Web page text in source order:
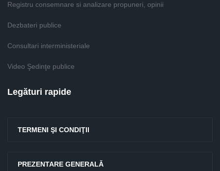
Registru consemnare si analizare propuneri, opinii
Dezbateri publice
Consultari interministeriale
Video Şedinţe publice
Legături rapide
TERMENI ŞI CONDIŢII
PREZENTARE GENERALĂ